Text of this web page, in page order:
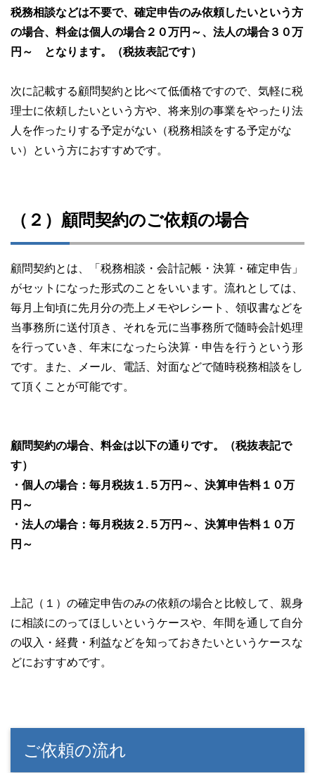
税務相談などは不要で、確定申告のみ依頼したいという方
の場合、料金は個人の場合２０万円～、法人の場合３０万
円～ となります。（税抜表記です）
次に記載する顧問契約と比べて低価格ですので、気軽に税
理士に依頼したいという方や、将来別の事業をやったり法
人を作ったりする予定がない（税務相談をする予定がな
い）という方におすすめです。
（２）顧問契約のご依頼の場合
顧問契約とは、「税務相談・会計記帳・決算・確定申告」
がセットになった形式のことをいいます。流れとしては、
毎月上旬頃に先月分の売上メモやレシート、領収書などを
当事務所に送付頂き、それを元に当事務所で随時会計処理
を行っていき、年末になったら決算・申告を行うという形
です。また、メール、電話、対面などで随時税務相談をし
て頂くことが可能です。
顧問契約の場合、料金は以下の通りです。（税抜表記で
す）
・個人の場合：毎月税抜１.５万円～、決算申告料１０万
円～
・法人の場合：毎月税抜２.５万円～、決算申告料１０万
円～
上記（１）の確定申告のみの依頼の場合と比較して、親身
に相談にのってほしいというケースや、年間を通して自分
の収入・経費・利益などを知っておきたいというケースな
どにおすすめです。
ご依頼の流れ